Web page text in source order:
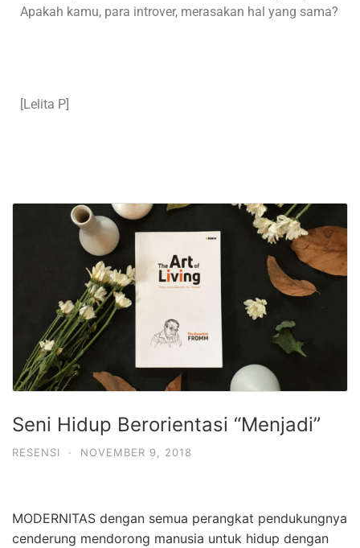
Apakah kamu, para introver, merasakan hal yang sama?
[Lelita P]
Seni Hidup Berorientasi “Menjadi”
RESENSI · NOVEMBER 9, 2018
MODERNITAS dengan semua perangkat pendukungnya
cenderung mendorong manusia untuk hidup dengan